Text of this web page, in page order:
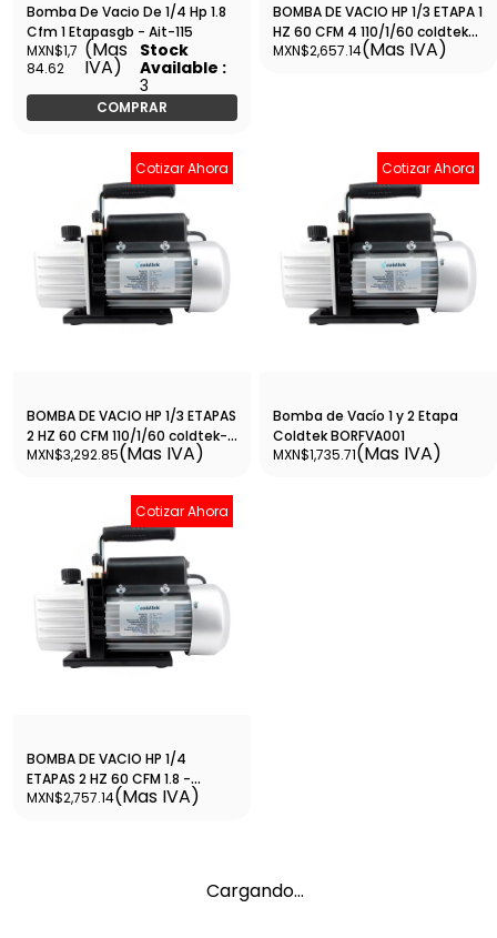
Bomba De Vacio De 1/4 Hp 1.8
Cfm 1 Etapasgb - Ait-115
MXN$1,7
84.62
(Mas
IVA)
Stock
Available :
3
COMPRAR
BOMBA DE VACIO HP 1/3 ETAPA 1
HZ 60 CFM 4 110/1/60 coldtek-
BORFVA002
MXN$2,657.14(Mas IVA)
Cotizar Ahora
BOMBA DE VACIO HP 1/3 ETAPAS
2 HZ 60 CFM 110/1/60 coldtek-
BORFVA004
MXN$3,292.85(Mas IVA)
Cotizar Ahora
Bomba de Vacío 1 y 2 Etapa
Coldtek BORFVA001
MXN$1,735.71(Mas IVA)
Cotizar Ahora
BOMBA DE VACIO HP 1/4
ETAPAS 2 HZ 60 CFM 1.8 -
BORFVA003
MXN$2,757.14(Mas IVA)
Cargando…